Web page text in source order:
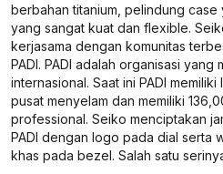
berbahan titanium, pelindung
yang sangat kuat dan flexible.
kerjasama dengan komunitas
PADI. PADI adalah organisasi yang
internasional. Saat ini PADI
pusat menyelam dan memiliki
professional. Seiko menciptakan
PADI dengan logo pada dial serta
khas pada bezel. Salah satu